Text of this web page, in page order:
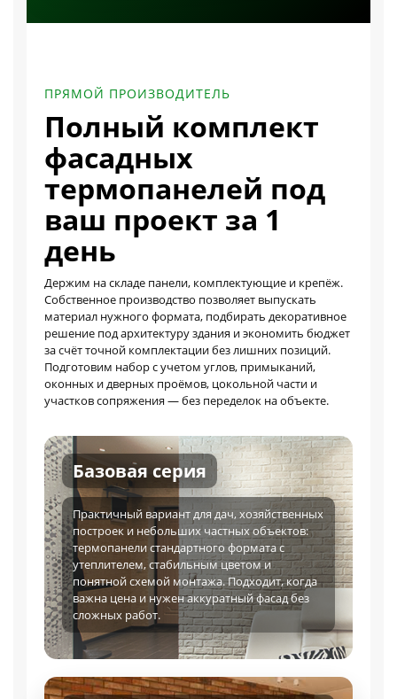
ПРЯМОЙ ПРОИЗВОДИТЕЛЬ
Полный комплект
фасадных
термопанелей под
ваш проект за 1
день
Держим на складе панели, комплектующие и крепёж.
Собственное производство позволяет выпускать
материал нужного формата, подбирать декоративное
решение под архитектуру здания и экономить бюджет
за счёт точной комплектации без лишних позиций.
Подготовим набор с учетом углов, примыканий,
оконных и дверных проёмов, цокольной части и
участков сопряжения — без переделок на объекте.
Базовая серия
Практичный вариант для дач, хозяйственных
построек и небольших частных объектов:
термопанели стандартного формата с
утеплителем, стабильным цветом и
понятной схемой монтажа. Подходит, когда
важна цена и нужен аккуратный фасад без
сложных работ.